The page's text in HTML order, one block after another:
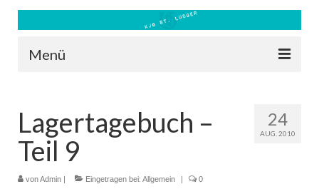
Menü
Kontakt
Bilder
Freizeit 2026
24
AUG. 2010
Lagertagebuch –
Teil 9
vonAdmin | Eingetragen bei: Allgemein | 0